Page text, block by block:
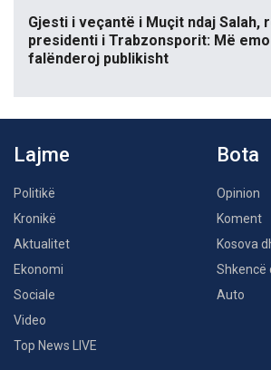
Gjesti i veçantë i Muçit ndaj Salah,
presidenti i Trabzonsporit: Më
falënderoj publikisht
Lajme
Politikë
Kronikë
Aktualitet
Ekonomi
Sociale
Video
Top News LIVE
Bota
Opinion
Koment
Kosova
Shkencë
Auto